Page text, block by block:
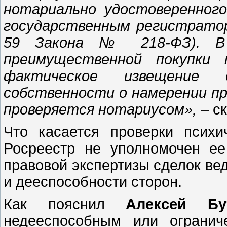
нотариально
государственным
59 Закона № 218-ФЗ). В
преимущественной
фактическое извещение
собственности о намерении
проверяется нотариусом», –
Что касается проверки
Росреестр не уполномочен
правовой экспертизы сделок
и дееспособности сторон.
Как пояснил Алексей
недееспособным или